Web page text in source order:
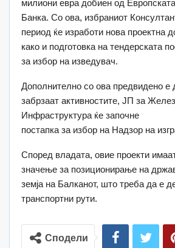
милиони евра добиен од
Банка. Со ова, избраниот Кон
период ќе изработи нова проектна
како и подготовка на тендерската
за избор на изведувач.
Дополнително со ова предвидено е
забрзаат активностите, ЈП за
Инфраструктура ќе започне
постапка за избор на Надзор на
Според владата, овие проекти
значење за позиционирање на
земја на Балканот, што треба да е
транспортни рути.
Сподели